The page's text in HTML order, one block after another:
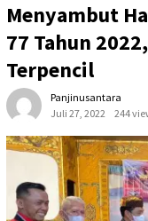
Menyambut
77 Tahun
Terpencil
Panjinusantara
Juli 27, 2022
244